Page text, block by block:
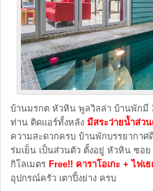
บ้านมรกต หัวหิน พูลวิลล่า บ้านพักมี
ท่าน ติดแอร์ทั้งหลัง มีสระว่ายน้ำส่ว
ความสะดวกครบ บ้านพักบรรยากาศ
ร่มเย็น เป็นส่วนตัว ตั้งอยู่ หัวหิน ซอ
กิโลเมตร Free!! คาราโอเกะ + ไฟเ
อุปกรณ์ครัว เตาปิ้งย่าง ครบ